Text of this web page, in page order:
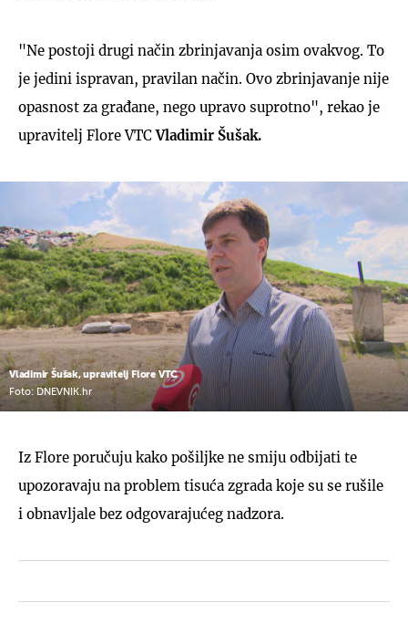
"Ne postoji drugi način zbrinjavanja osim ovakvog. To
je jedini ispravan, pravilan način. Ovo zbrinjavanje nije
opasnost za građane, nego upravo suprotno", rekao je
upravitelj Flore VTCVladimir Šušak.
Vladimir Šušak, upravitelj Flore VTC
Foto: DNEVNIK.hr
Iz Flore poručuju kako pošiljke ne smiju odbijati te
upozoravaju na problem tisuća zgrada koje su se rušile
i obnavljale bez odgovarajućeg nadzora.